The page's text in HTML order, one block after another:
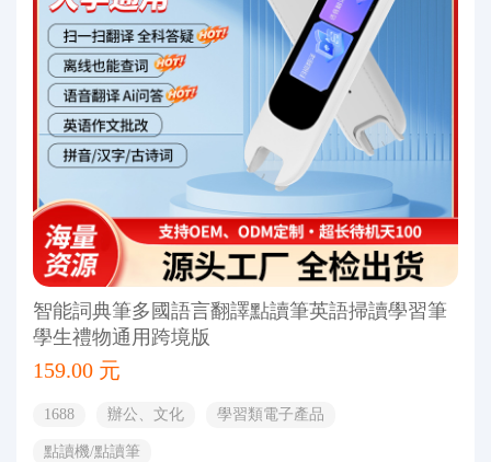
智能詞典筆多國語言翻譯點讀筆英語掃讀學習筆
學生禮物通用跨境版
159.00 元
1688 辦公、文化 學習類電子產品
點讀機/點讀筆